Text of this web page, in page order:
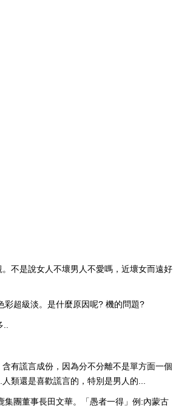
不是說女人不壞男人不愛嗎，近壞女而遠好
彩超級淡。是什麼原因呢? 機的問題?
有謊言成份，因為分不分離不是單方面一個
類還是喜歡謊言的，特別是男人的...
集團董事長田文華。「愚者一得」例:內蒙古